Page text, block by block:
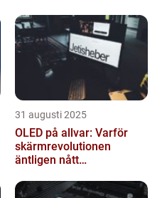
31 augusti 2025
OLED på allvar: Varför
skärmrevolutionen
äntligen nått